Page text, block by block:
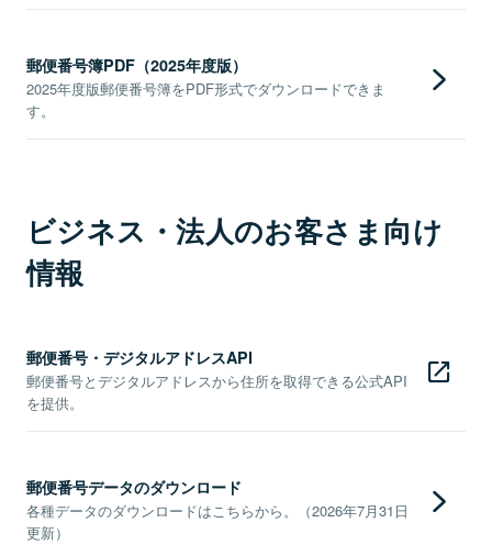
郵便番号簿PDF（2025年度版）
2025年度版郵便番号簿をPDF形式でダウンロードできま
す。
ビジネス・法人のお客さま向け
情報
郵便番号・デジタルアドレスAPI
郵便番号とデジタルアドレスから住所を取得できる公式API
を提供。
郵便番号データのダウンロード
各種データのダウンロードはこちらから。（2026年7月31日
更新）